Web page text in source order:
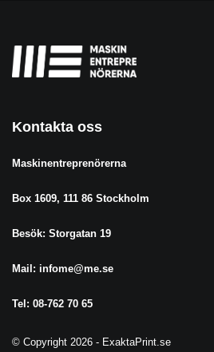
Kontakta oss
Maskinentreprenörerna
Box 1609, 111 86 Stockholm
Besök: Storgatan 19
Mail: infome@me.se
Tel: 08-762 70 65
© Copyright 2026 - ExaktaPrint.se